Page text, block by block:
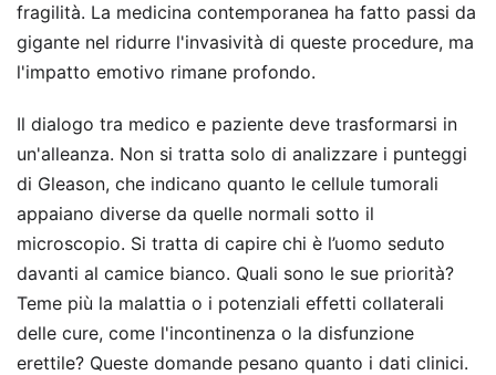
fragilità. La medicina contemporanea ha fatto passi da
gigante nel ridurre l'invasività di queste procedure, ma
l'impatto emotivo rimane profondo.
Il dialogo tra medico e paziente deve trasformarsi in
un'alleanza. Non si tratta solo di analizzare i punteggi
di Gleason, che indicano quanto le cellule tumorali
appaiano diverse da quelle normali sotto il
microscopio. Si tratta di capire chi è l’uomo seduto
davanti al camice bianco. Quali sono le sue priorità?
Teme più la malattia o i potenziali effetti collaterali
delle cure, come l'incontinenza o la disfunzione
erettile? Queste domande pesano quanto i dati clinici.